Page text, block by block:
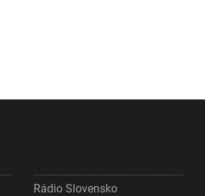
Rádio Slovensko